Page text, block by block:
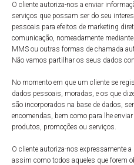
O cliente autoriza-nos a enviar
serviços que possam ser do seu
pessoais para efeitos de marketing
comunicação, nomeadamente
MMS ou outras formas de chamada
Não vamos partilhar os seus dados
No momento em que um cliente se
dados pessoais, moradas, e os que
são incorporados na base de dados,
encomendas, bem como para lhe
produtos, promoções ou serviços.
O cliente autoriza-nos expressamente
assim como todos aqueles que forem